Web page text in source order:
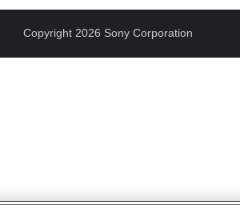
Copyright 2026 Sony Corporation